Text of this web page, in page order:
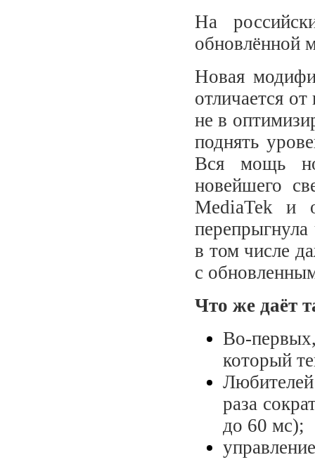
На
обновлённой
Новая
отличается
не в
поднять
Вся мощь
новейшего
MediaTek и
в том числе
с
Что же даёт
Во-
который
раза
до 60 мс);